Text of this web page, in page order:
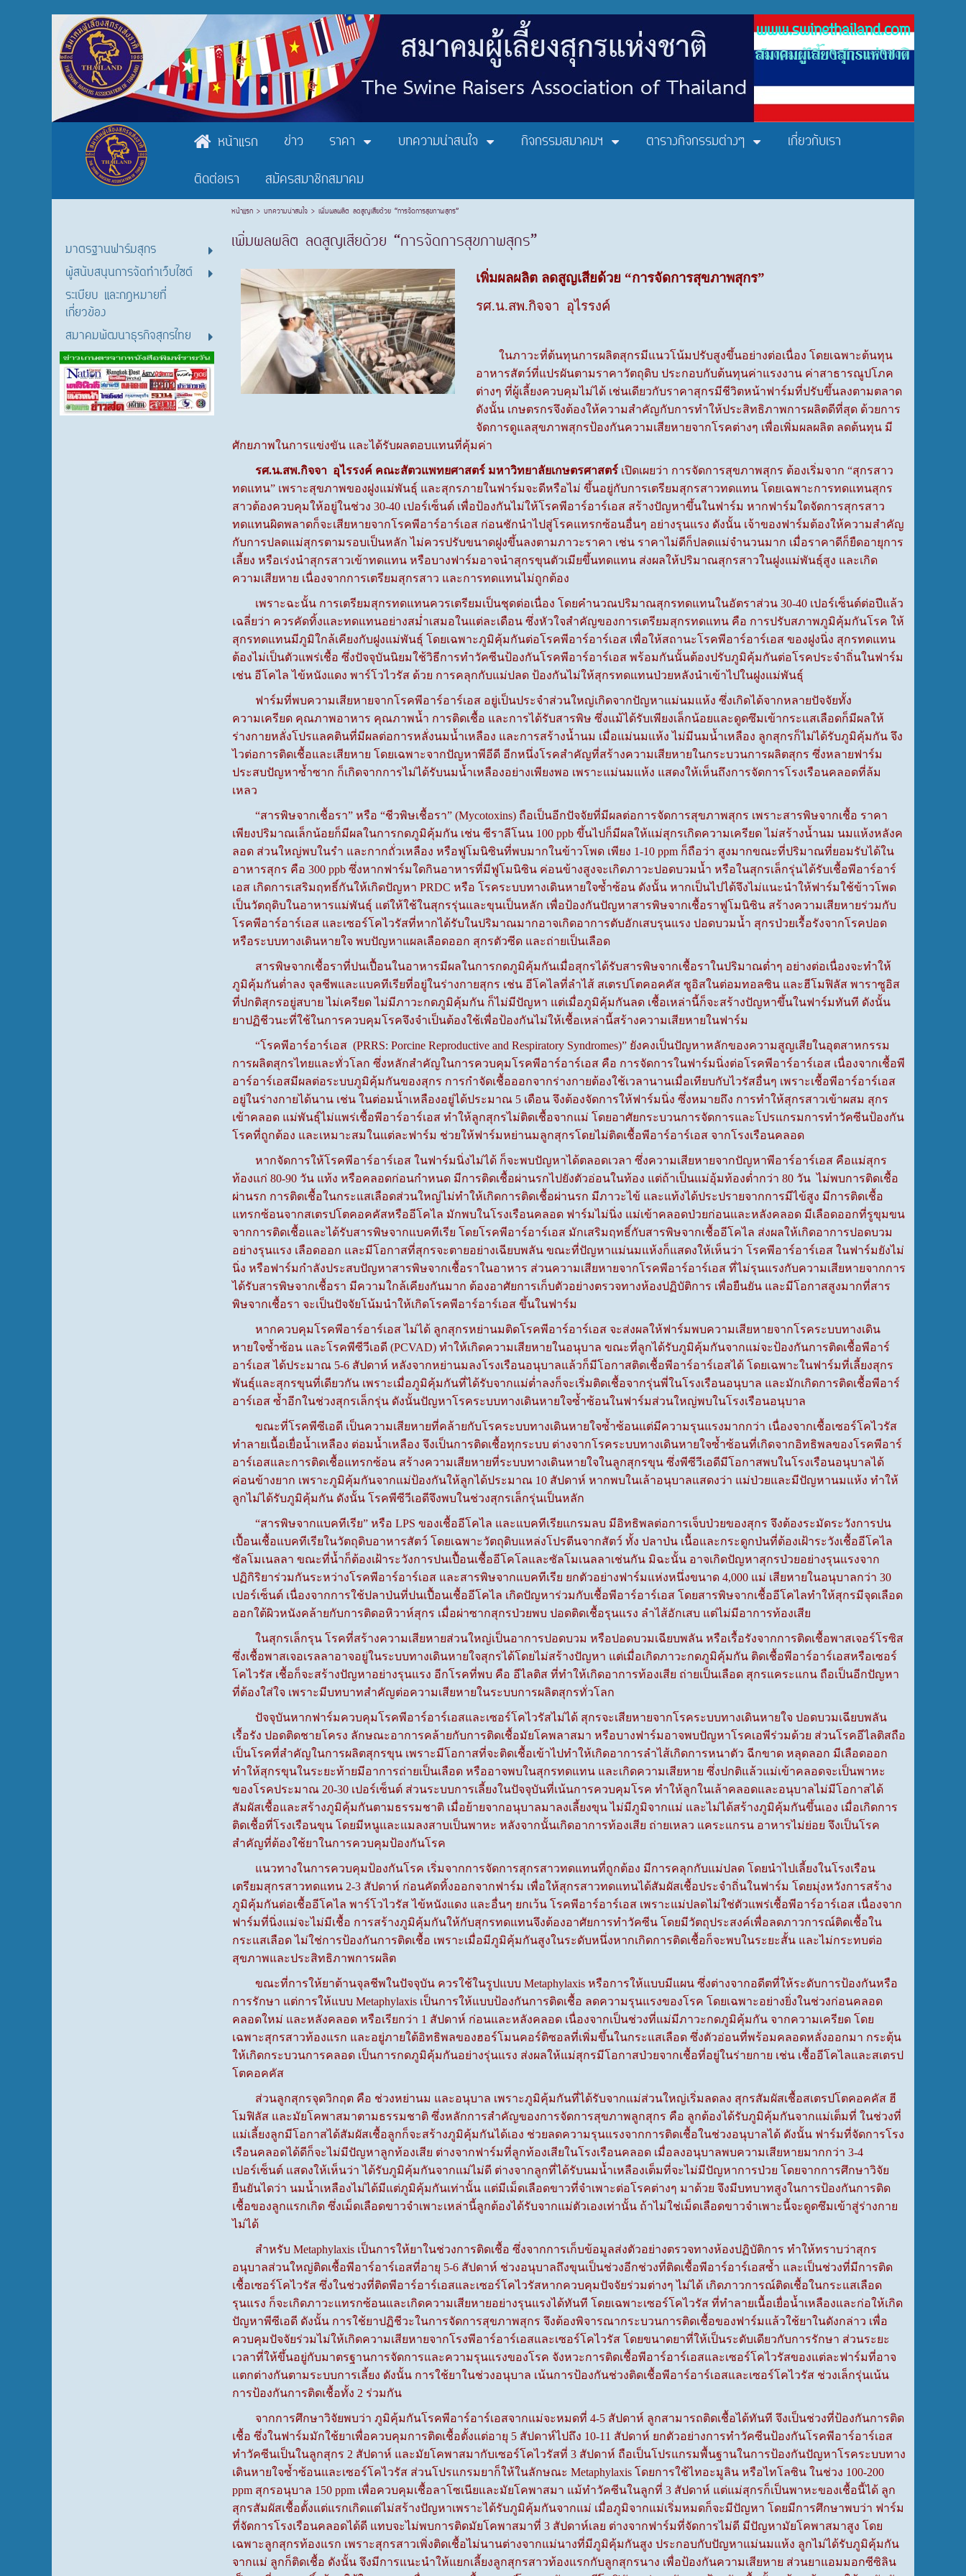
www.swinethailand.com
สมาคมผู้เลี้ยงสุกรแห่งชาติ
หน้าแรก ข่าว ราคา บทความน่าสนใจ กิจกรรมสมาคมฯ ตารางกิจกรรมต่างๆ
เกี่ยวกับเรา
ติดต่อเรา
สมัครสมาชิกสมาคม
มาตรฐานฟาร์มสุกร
ผู้สนับสนุนการจัดทำเว็บไซต์
ระเบียบ และกฎหมายที่
เกี่ยวข้อง
สมาคมพัฒนาธุรกิจสุกรไทย
หน้าแรก > บทความน่าสนใจ> เพิ่มผลผลิต ลดสูญเสียด้วย “การจัดการสุขภาพสุกร”
เพิ่มผลผลิต ลดสูญเสียด้วย “การจัดการสุขภาพสุกร”
เพิ่มผลผลิต ลดสูญเสียด้วย “การจัดการสุขภาพสุกร”
รศ.น.สพ.กิจจา อุไรรงค์
ในภาวะที่ต้นทุนการผลิตสุกรมีแนวโน้มปรับสูงขึ้นอย่างต่อเนื่อง โดยเฉพาะต้นทุน
อาหารสัตว์ที่แปรผันตามราคาวัตถุดิบ ประกอบกับต้นทุนค่าแรงงาน ค่าสาธารณูปโภค
ต่างๆ ที่ผู้เลี้ยงควบคุมไม่ได้ เช่นเดียวกับราคาสุกรมีชีวิตหน้าฟาร์มที่ปรับขึ้นลงตามตลาด
ดังนั้น เกษตรกรจึงต้องให้ความสำคัญกับการทำให้ประสิทธิภาพการผลิตดีที่สุด ด้วยการ
จัดการดูแลสุขภาพสุกรป้องกันความเสียหายจากโรคต่างๆ เพื่อเพิ่มผลผลิต ลดต้นทุน มี
ศักยภาพในการแข่งขัน และได้รับผลตอบแทนที่คุ้มค่า
รศ.น.สพ.กิจจา อุไรรงค์ คณะสัตวแพทยศาสตร์ มหาวิทยาลัยเกษตรศาสตร์เปิดเผยว่า การจัดการสุขภาพสุกร ต้องเริ่มจาก “สุกรสาว
ทดแทน” เพราะสุขภาพของฝูงแม่พันธุ์ และสุกรภายในฟาร์มจะดีหรือไม่ ขึ้นอยู่กับการเตรียมสุกรสาวทดแทน โดยเฉพาะการทดแทนสุกร
สาวต้องควบคุมให้อยู่ในช่วง 30-40 เปอร์เซ็นต์ เพื่อป้องกันไม่ให้โรคพีอาร์อาร์เอส สร้างปัญหาขึ้นในฟาร์ม หากฟาร์มใดจัดการสุกรสาว
ทดแทนผิดพลาดก็จะเสียหายจากโรคพีอาร์อาร์เอส ก่อนชักนำไปสู่โรคแทรกซ้อนอื่นๆ อย่างรุนแรง ดังนั้น เจ้าของฟาร์มต้องให้ความสำคัญ
กับการปลดแม่สุกรตามรอบเป็นหลัก ไม่ควรปรับขนาดฝูงขึ้นลงตามภาวะราคา เช่น ราคาไม่ดีก็ปลดแม่จำนวนมาก เมื่อราคาดีก็ยืดอายุการ
เลี้ยง หรือเร่งนำสุกรสาวเข้าทดแทน หรือบางฟาร์มอาจนำสุกรขุนตัวเมียขึ้นทดแทน ส่งผลให้ปริมาณสุกรสาวในฝูงแม่พันธุ์สูง และเกิด
ความเสียหาย เนื่องจากการเตรียมสุกรสาว และการทดแทนไม่ถูกต้อง
เพราะฉะนั้น การเตรียมสุกรทดแทนควรเตรียมเป็นชุดต่อเนื่อง โดยคำนวณปริมาณสุกรทดแทนในอัตราส่วน 30-40 เปอร์เซ็นต์ต่อปีแล้ว
เฉลี่ยว่า ควรคัดทิ้งและทดแทนอย่างสม่ำเสมอในแต่ละเดือน ซึ่งหัวใจสำคัญของการเตรียมสุกรทดแทน คือ การปรับสภาพภูมิคุ้มกันโรค ให้
สุกรทดแทนมีภูมิใกล้เคียงกับฝูงแม่พันธุ์ โดยเฉพาะภูมิคุ้มกันต่อโรคพีอาร์อาร์เอส เพื่อให้สถานะโรคพีอาร์อาร์เอส ของฝูงนิ่ง สุกรทดแทน
ต้องไม่เป็นตัวแพร่เชื้อ ซึ่งปัจจุบันนิยมใช้วิธีการทำวัคซีนป้องกันโรคพีอาร์อาร์เอส พร้อมกันนั้นต้องปรับภูมิคุ้มกันต่อโรคประจำถิ่นในฟาร์ม
เช่น อีโคไล ไข้หนังแดง พาร์โวไวรัส ด้วย การคลุกกับแม่ปลด ป้องกันไม่ให้สุกรทดแทนป่วยหลังนำเข้าไปในฝูงแม่พันธุ์
ฟาร์มที่พบความเสียหายจากโรคพีอาร์อาร์เอส อยู่เป็นประจำส่วนใหญ่เกิดจากปัญหาแม่นมแห้ง ซึ่งเกิดได้จากหลายปัจจัยทั้ง
ความเครียด คุณภาพอาหาร คุณภาพน้ำ การติดเชื้อ และการได้รับสารพิษ ซึ่งแม้ได้รับเพียงเล็กน้อยและดูดซึมเข้ากระแสเลือดก็มีผลให้
ร่างกายหลั่งโปรแลคตินที่มีผลต่อการหลั่งนมน้ำเหลือง และการสร้างน้ำนม เมื่อแม่นมแห้ง ไม่มีนมน้ำเหลือง ลูกสุกรก็ไม่ได้รับภูมิคุ้มกัน จึง
ไวต่อการติดเชื้อและเสียหาย โดยเฉพาะจากปัญหาพีอีดี อีกหนึ่งโรคสำคัญที่สร้างความเสียหายในกระบวนการผลิตสุกร ซึ่งหลายฟาร์ม
ประสบปัญหาซ้ำซาก ก็เกิดจากการไม่ได้รับนมน้ำเหลืองอย่างเพียงพอ เพราะแม่นมแห้ง แสดงให้เห็นถึงการจัดการโรงเรือนคลอดที่ล้ม
เหลว
“สารพิษจากเชื้อรา” หรือ “ชีวพิษเชื้อรา” (Mycotoxins) ถือเป็นอีกปัจจัยที่มีผลต่อการจัดการสุขภาพสุกร เพราะสารพิษจากเชื้อ ราคา
เพียงปริมาณเล็กน้อยก็มีผลในการกดภูมิคุ้มกัน เช่น ซีราลีโนน 100 ppb ขึ้นไปก็มีผลให้แม่สุกรเกิดความเครียด ไม่สร้างน้ำนม นมแห้งหลังค
ลอด ส่วนใหญ่พบในรำ และกากถั่วเหลือง หรือฟูโมนิซินที่พบมากในข้าวโพด เพียง 1-10 ppm ก็ถือว่า สูงมากขณะที่ปริมาณที่ยอมรับได้ใน
อาหารสุกร คือ 300 ppb ซึ่งหากฟาร์มใดกินอาหารที่มีฟูโมนิซิน ค่อนข้างสูงจะเกิดภาวะปอดบวมน้ำ หรือในสุกรเล็กรุ่นได้รับเชื้อพีอาร์อาร์
เอส เกิดการเสริมฤทธิ์กันให้เกิดปัญหา PRDC หรือ โรคระบบทางเดินหายใจซ้ำซ้อน ดังนั้น หากเป็นไปได้จึงไม่แนะนำให้ฟาร์มใช้ข้าวโพด
เป็นวัตถุดิบในอาหารแม่พันธุ์ แต่ให้ใช้ในสุกรรุ่นและขุนเป็นหลัก เพื่อป้องกันปัญหาสารพิษจากเชื้อราฟูโมนิซิน สร้างความเสียหายร่วมกับ
โรคพีอาร์อาร์เอส และเซอร์โคไวรัสที่หากได้รับในปริมาณมากอาจเกิดอาการตับอักเสบรุนแรง ปอดบวมน้ำ สุกรป่วยเรื้อรังจากโรคปอด
หรือระบบทางเดินหายใจ พบปัญหาแผลเลือดออก สุกรตัวซีด และถ่ายเป็นเลือด
สารพิษจากเชื้อราที่ปนเปื้อนในอาหารมีผลในการกดภูมิคุ้มกันเมื่อสุกรได้รับสารพิษจากเชื้อราในปริมาณต่ำๆ อย่างต่อเนื่องจะทำให้
ภูมิคุ้มกันต่ำลง จุลชีพและแบคทีเรียที่อยู่ในร่างกายสุกร เช่น อีโคไลที่ลำไส้ สเตรปโตคอคคัส ซูอิสในต่อมทอลซิน และฮีโมฟิลัส พาราซูอิส
ที่ปกติสุกรอยู่สบาย ไม่เครียด ไม่มีภาวะกดภูมิคุ้มกัน ก็ไม่มีปัญหา แต่เมื่อภูมิคุ้มกันลด เชื้อเหล่านี้ก็จะสร้างปัญหาขึ้นในฟาร์มทันที ดังนั้น
ยาปฏิชีวนะที่ใช้ในการควบคุมโรคจึงจำเป็นต้องใช้เพื่อป้องกันไม่ให้เชื้อเหล่านี้สร้างความเสียหายในฟาร์ม
“โรคพีอาร์อาร์เอส (PRRS: Porcine Reproductive and Respiratory Syndromes)” ยังคงเป็นปัญหาหลักของความสูญเสียในอุตสาหกรรม
การผลิตสุกรไทยและทั่วโลก ซึ่งหลักสำคัญในการควบคุมโรคพีอาร์อาร์เอส คือ การจัดการในฟาร์มนิ่งต่อโรคพีอาร์อาร์เอส เนื่องจากเชื้อพี
อาร์อาร์เอสมีผลต่อระบบภูมิคุ้มกันของสุกร การกำจัดเชื้อออกจากร่างกายต้องใช้เวลานานเมื่อเทียบกับไวรัสอื่นๆ เพราะเชื้อพีอาร์อาร์เอส
อยู่ในร่างกายได้นาน เช่น ในต่อมน้ำเหลืองอยู่ได้ประมาณ 5 เดือน จึงต้องจัดการให้ฟาร์มนิ่ง ซึ่งหมายถึง การทำให้สุกรสาวเข้าผสม สุกร
เข้าคลอด แม่พันธุ์ไม่แพร่เชื้อพีอาร์อาร์เอส ทำให้ลูกสุกรไม่ติดเชื้อจากแม่ โดยอาศัยกระบวนการจัดการและโปรแกรมการทำวัคซีนป้องกัน
โรคที่ถูกต้อง และเหมาะสมในแต่ละฟาร์ม ช่วยให้ฟาร์มหย่านมลูกสุกรโดยไม่ติดเชื้อพีอาร์อาร์เอส จากโรงเรือนคลอด
หากจัดการให้โรคพีอาร์อาร์เอส ในฟาร์มนิ่งไม่ได้ ก็จะพบปัญหาได้ตลอดเวลา ซึ่งความเสียหายจากปัญหาพีอาร์อาร์เอส คือแม่สุกร
ท้องแก่ 80-90 วัน แท้ง หรือคลอดก่อนกำหนด มีการติดเชื้อผ่านรกไปยังตัวอ่อนในท้อง แต่ถ้าเป็นแม่อุ้มท้องต่ำกว่า 80 วัน ไม่พบการติดเชื้อ
ผ่านรก การติดเชื้อในกระแสเลือดส่วนใหญ่ไม่ทำให้เกิดการติดเชื้อผ่านรก มีภาวะไข้ และแท้งได้ประปรายจากการมีไข้สูง มีการติดเชื้อ
แทรกซ้อนจากสเตรปโตคอคคัสหรืออีโคไล มักพบในโรงเรือนคลอด ฟาร์มไม่นิ่ง แม่เข้าคลอดป่วยก่อนและหลังคลอด มีเลือดออกที่รูขุมขน
จากการติดเชื้อและได้รับสารพิษจากแบคทีเรีย โดยโรคพีอาร์อาร์เอส มักเสริมฤทธิ์กับสารพิษจากเชื้ออีโคไล ส่งผลให้เกิดอาการปอดบวม
อย่างรุนแรง เลือดออก และมีโอกาสที่สุกรจะตายอย่างเฉียบพลัน ขณะที่ปัญหาแม่นมแห้งก็แสดงให้เห็นว่า โรคพีอาร์อาร์เอส ในฟาร์มยังไม่
นิ่ง หรือฟาร์มกำลังประสบปัญหาสารพิษจากเชื้อราในอาหาร ส่วนความเสียหายจากโรคพีอาร์อาร์เอส ที่ไม่รุนแรงกับความเสียหายจากการ
ได้รับสารพิษจากเชื้อรา มีความใกล้เคียงกันมาก ต้องอาศัยการเก็บตัวอย่างตรวจทางห้องปฏิบัติการ เพื่อยืนยัน และมีโอกาสสูงมากที่สาร
พิษจากเชื้อรา จะเป็นปัจจัยโน้มนำให้เกิดโรคพีอาร์อาร์เอส ขึ้นในฟาร์ม
หากควบคุมโรคพีอาร์อาร์เอส ไม่ได้ ลูกสุกรหย่านมติดโรคพีอาร์อาร์เอส จะส่งผลให้ฟาร์มพบความเสียหายจากโรคระบบทางเดิน
หายใจซ้ำซ้อน และโรคพีซีวีเอดี (PCVAD) ทำให้เกิดความเสียหายในอนุบาล ขณะที่ลูกได้รับภูมิคุ้มกันจากแม่จะป้องกันการติดเชื้อพีอาร์
อาร์เอส ได้ประมาณ 5-6 สัปดาห์ หลังจากหย่านมลงโรงเรือนอนุบาลแล้วก็มีโอกาสติดเชื้อพีอาร์อาร์เอสได้ โดยเฉพาะในฟาร์มที่เลี้ยงสุกร
พันธุ์และสุกรขุนที่เดียวกัน เพราะเมื่อภูมิคุ้มกันที่ได้รับจากแม่ต่ำลงก็จะเริ่มติดเชื้อจากรุ่นพี่ในโรงเรือนอนุบาล และมักเกิดการติดเชื้อพีอาร์
อาร์เอส ซ้ำอีกในช่วงสุกรเล็กรุ่น ดังนั้นปัญหาโรคระบบทางเดินหายใจซ้ำซ้อนในฟาร์มส่วนใหญ่พบในโรงเรือนอนุบาล
ขณะที่โรคพีซีเอดี เป็นความเสียหายที่คล้ายกับโรคระบบทางเดินหายใจซ้ำซ้อนแต่มีความรุนแรงมากกว่า เนื่องจากเชื้อเซอร์โคไวรัส
ทำลายเนื้อเยื่อน้ำเหลือง ต่อมน้ำเหลือง จึงเป็นการติดเชื้อทุกระบบ ต่างจากโรคระบบทางเดินหายใจซ้ำซ้อนที่เกิดจากอิทธิพลของโรคพีอาร์
อาร์เอสและการติดเชื้อแทรกซ้อน สร้างความเสียหายที่ระบบทางเดินหายใจในลูกสุกรขุน ซึ่งพีซีวีเอดีมีโอกาสพบในโรงเรือนอนุบาลได้
ค่อนข้างยาก เพราะภูมิคุ้มกันจากแม่ป้องกันให้ลูกได้ประมาณ 10 สัปดาห์ หากพบในเล้าอนุบาลแสดงว่า แม่ป่วยและมีปัญหานมแห้ง ทำให้
ลูกไม่ได้รับภูมิคุ้มกัน ดังนั้น โรคพีซีวีเอดีจึงพบในช่วงสุกรเล็กรุ่นเป็นหลัก
“สารพิษจากแบคทีเรีย” หรือ LPS ของเชื้ออีโคไล และแบคทีเรียแกรมลบ มีอิทธิพลต่อการเจ็บป่วยของสุกร จึงต้องระมัดระวังการปน
เปื้อนเชื้อแบคทีเรียในวัตถุดิบอาหารสัตว์ โดยเฉพาะวัตถุดิบแหล่งโปรตีนจากสัตว์ ทั้ง ปลาป่น เนื้อและกระดูกป่นที่ต้องเฝ้าระวังเชื้ออีโคไล
ซัลโมเนลลา ขณะที่น้ำก็ต้องเฝ้าระวังการปนเปื้อนเชื้ออีโคโลและซัลโมเนลลาเช่นกัน มิฉะนั้น อาจเกิดปัญหาสุกรป่วยอย่างรุนแรงจาก
ปฏิกิริยาร่วมกันระหว่างโรคพีอาร์อาร์เอส และสารพิษจากแบคทีเรีย ยกตัวอย่างฟาร์มแห่งหนึ่งขนาด 4,000 แม่ เสียหายในอนุบาลกว่า 30
เปอร์เซ็นต์ เนื่องจากการใช้ปลาป่นที่ปนเปื้อนเชื้ออีโคไล เกิดปัญหาร่วมกับเชื้อพีอาร์อาร์เอส โดยสารพิษจากเชื้ออีโคไลทำให้สุกรมีจุดเลือด
ออกใต้ผิวหนังคล้ายกับการติดอหิวาห์สุกร เมื่อผ่าซากสุกรป่วยพบ ปอดติดเชื้อรุนแรง ลำไส้อักเสบ แต่ไม่มีอาการท้องเสีย
ในสุกรเล็กรุน โรคที่สร้างความเสียหายส่วนใหญ่เป็นอาการปอดบวม หรือปอดบวมเฉียบพลัน หรือเรื้อรังจากการติดเชื้อพาสเจอร์โรซิส
ซึ่งเชื้อพาสเจอเรลลาอาจอยู่ในระบบทางเดินหายใจสุกรได้โดยไม่สร้างปัญหา แต่เมื่อเกิดภาวะกดภูมิคุ้มกัน ติดเชื้อพีอาร์อาร์เอสหรือเซอร์
โคไวรัส เชื้อก็จะสร้างปัญหาอย่างรุนแรง อีกโรคที่พบ คือ อีไลติส ที่ทำให้เกิดอาการท้องเสีย ถ่ายเป็นเลือด สุกรแคระแกน ถือเป็นอีกปัญหา
ที่ต้องใส่ใจ เพราะมีบทบาทสำคัญต่อความเสียหายในระบบการผลิตสุกรทั่วโลก
ปัจจุบันหากฟาร์มควบคุมโรคพีอาร์อาร์เอสและเซอร์โคไวรัสไม่ได้ สุกรจะเสียหายจากโรคระบบทางเดินหายใจ ปอดบวมเฉียบพลัน
เรื้อรัง ปอดติดชายโครง ลักษณะอาการคล้ายกับการติดเชื้อมัยโคพลาสมา หรือบางฟาร์มอาจพบปัญหาโรคเอพีร่วมด้วย ส่วนโรคอีไลติสถือ
เป็นโรคที่สำคัญในการผลิตสุกรขุน เพราะมีโอกาสที่จะติดเชื้อเข้าไปทำให้เกิดอาการลำไส้เกิดการหนาตัว ฉีกขาด หลุดลอก มีเลือดออก
ทำให้สุกรขุนในระยะท้ายมีอาการถ่ายเป็นเลือด หรืออาจพบในสุกรทดแทน และเกิดความเสียหาย ซึ่งปกติแล้วแม่เข้าคลอดจะเป็นพาหะ
ของโรคประมาณ 20-30 เปอร์เซ็นต์ ส่วนระบบการเลี้ยงในปัจจุบันที่เน้นการควบคุมโรค ทำให้ลูกในเล้าคลอดและอนุบาลไม่มีโอกาสได้
สัมผัสเชื้อและสร้างภูมิคุ้มกันตามธรรมชาติ เมื่อย้ายจากอนุบาลมาลงเลี้ยงขุน ไม่มีภูมิจากแม่ และไม่ได้สร้างภูมิคุ้มกันขึ้นเอง เมื่อเกิดการ
ติดเชื้อที่โรงเรือนขุน โดยมีหนูและแมลงสาบเป็นพาหะ หลังจากนั้นเกิดอาการท้องเสีย ถ่ายเหลว แคระแกรน อาหารไม่ย่อย จึงเป็นโรค
สำคัญที่ต้องใช้ยาในการควบคุมป้องกันโรค
แนวทางในการควบคุมป้องกันโรค เริ่มจากการจัดการสุกรสาวทดแทนที่ถูกต้อง มีการคลุกกับแม่ปลด โดยนำไปเลี้ยงในโรงเรือน
เตรียมสุกรสาวทดแทน 2-3 สัปดาห์ ก่อนคัดทิ้งออกจากฟาร์ม เพื่อให้สุกรสาวทดแทนได้สัมผัสเชื้อประจำถิ่นในฟาร์ม โดยมุ่งหวังการสร้าง
ภูมิคุ้มกันต่อเชื้ออีโคไล พาร์โวไวรัส ไข้หนังแดง และอื่นๆ ยกเว้น โรคพีอาร์อาร์เอส เพราะแม่ปลดไม่ใช่ตัวแพร่เชื้อพีอาร์อาร์เอส เนื่องจาก
ฟาร์มที่นิ่งแม่จะไม่มีเชื้อ การสร้างภูมิคุ้มกันให้กับสุกรทดแทนจึงต้องอาศัยการทำวัคซีน โดยมีวัตถุประสงค์เพื่อลดภาวการณ์ติดเชื้อใน
กระแสเลือด ไม่ใช่การป้องกันการติดเชื้อ เพราะเมื่อมีภูมิคุ้มกันสูงในระดับหนึ่งหากเกิดการติดเชื้อก็จะพบในระยะสั้น และไม่กระทบต่อ
สุขภาพและประสิทธิภาพการผลิต
ขณะที่การให้ยาต้านจุลชีพในปัจจุบัน ควรใช้ในรูปแบบ Metaphylaxis หรือการให้แบบมีแผน ซึ่งต่างจากอดีตที่ให้ระดับการป้องกันหรือ
การรักษา แต่การให้แบบ Metaphylaxis เป็นการให้แบบป้องกันการติดเชื้อ ลดความรุนแรงของโรค โดยเฉพาะอย่างยิ่งในช่วงก่อนคลอด
คลอดใหม่ และหลังคลอด หรือเรียกว่า 1 สัปดาห์ ก่อนและหลังคลอด เนื่องจากเป็นช่วงที่แม่มีภาวะกดภูมิคุ้มกัน จากความเครียด โดย
เฉพาะสุกรสาวท้องแรก และอยู่ภายใต้อิทธิพลของฮอร์โมนคอร์ติซอลที่เพิ่มขึ้นในกระแสเลือด ซึ่งตัวอ่อนที่พร้อมคลอดหลั่งออกมา กระตุ้น
ให้เกิดกระบวนการคลอด เป็นการกดภูมิคุ้มกันอย่างรุ่นแรง ส่งผลให้แม่สุกรมีโอกาสป่วยจากเชื้อที่อยู่ในร่ายกาย เช่น เชื้ออีโคไลและสเตรป
โตคอคคัส
ส่วนลูกสุกรจุดวิกฤต คือ ช่วงหย่านม และอนุบาล เพราะภูมิคุ้มกันที่ได้รับจากแม่ส่วนใหญ่เริ่มลดลง สุกรสัมผัสเชื้อสเตรปโตคอคคัส ฮี
โมฟิลัส และมัยโคพาสมาตามธรรมชาติ ซึ่งหลักการสำคัญของการจัดการสุขภาพลูกสุกร คือ ลูกต้องได้รับภูมิคุ้มกันจากแม่เต็มที่ ในช่วงที่
แม่เลี้ยงลูกมีโอกาสได้สัมผัสเชื้อลูกก็จะสร้างภูมิคุ้มกันได้เอง ช่วยลดความรุนแรงจากการติดเชื้อในช่วงอนุบาลได้ ดังนั้น ฟาร์มที่จัดการโรง
เรือนคลอดได้ดีก็จะไม่มีปัญหาลูกท้องเสีย ต่างจากฟาร์มที่ลูกท้องเสียในโรงเรือนคลอด เมื่อลงอนุบาลพบความเสียหายมากกว่า 3-4
เปอร์เซ็นต์ แสดงให้เห็นว่า ได้รับภูมิคุ้มกันจากแม่ไม่ดี ต่างจากลูกที่ได้รับนมน้ำเหลืองเต็มที่จะไม่มีปัญหาการป่วย โดยจากการศึกษาวิจัย
ยืนยันไดว่า นมน้ำเหลืองไม่ได้มีแต่ภูมิคุ้มกันเท่านั้น แต่มีเม็ดเลือดขาวที่จำเพาะต่อโรคต่างๆ มาด้วย จึงมีบทบาทสูงในการป้องกันการติด
เชื้อของลูกแรกเกิด ซึ่งเม็ดเลือดขาวจำเพาะเหล่านี้ลูกต้องได้รับจากแม่ตัวเองเท่านั้น ถ้าไม่ใช่เม็ดเลือดขาวจำเพาะนี้จะดูดซึมเข้าสู่ร่างกาย
ไม่ได้
สำหรับ Metaphylaxis เป็นการให้ยาในช่วงการติดเชื้อ ซึ่งจากการเก็บข้อมูลส่งตัวอย่างตรวจทางห้องปฏิบัติการ ทำให้ทราบว่าสุกร
อนุบาลส่วนใหญ่ติดเชื้อพีอาร์อาร์เอสที่อายุ 5-6 สัปดาห์ ช่วงอนุบาลถึงขุนเป็นช่วงอีกช่วงที่ติดเชื้อพีอาร์อาร์เอสซ้ำ และเป็นช่วงที่มีการติด
เชื้อเซอร์โคไวรัส ซึ่งในช่วงที่ติดพีอาร์อาร์เอสและเซอร์โคไวรัสหากควบคุมปัจจัยร่วมต่างๆ ไม่ได้ เกิดภาวการณ์ติดเชื้อในกระแสเลือด
รุนแรง ก็จะเกิดภาวะแทรกซ้อนและเกิดความเสียหายอย่างรุนแรงได้ทันที โดยเฉพาะเซอร์โคไวรัส ที่ทำลายเนื้อเยื่อน้ำเหลืองและก่อให้เกิด
ปัญหาพีซีเอดี ดังนั้น การใช้ยาปฏิชีวะในการจัดการสุขภาพสุกร จึงต้องพิจารณากระบวนการติดเชื้อของฟาร์มแล้วใช้ยาในดังกล่าว เพื่อ
ควบคุมปัจจัยร่วมไม่ให้เกิดความเสียหายจากโรงพีอาร์อาร์เอสและเซอร์โคไวรัส โดยขนาดยาที่ให้เป็นระดับเดียวกับการรักษา ส่วนระยะ
เวลาที่ให้ขึ้นอยู่กับมาตรฐานการจัดการและความรุนแรงของโรค จังหวะการติดเชื้อพีอาร์อาร์เอสและเซอร์โคไวรัสของแต่ละฟาร์มที่อาจ
แตกต่างกันตามระบบการเลี้ยง ดังนั้น การใช้ยาในช่วงอนุบาล เน้นการป้องกันช่วงติดเชื้อพีอาร์อาร์เอสและเซอร์โคไวรัส ช่วงเล็กรุ่นเน้น
การป้องกันการติดเชื้อทั้ง 2 ร่วมกัน
จากการศึกษาวิจัยพบว่า ภูมิคุ้มกันโรคพีอาร์อาร์เอสจากแม่จะหมดที่ 4-5 สัปดาห์ ลูกสามารถติดเชื้อได้ทันที จึงเป็นช่วงที่ป้องกันการติด
เชื้อ ซึ่งในฟาร์มมักใช้ยาเพื่อควบคุมการติดเชื้อตั้งแต่อายุ 5 สัปดาห์ไปถึง 10-11 สัปดาห์ ยกตัวอย่างการทำวัคซีนป้องกันโรคพีอาร์อาร์เอส
ทำวัคซีนเป็นในลูกสุกร 2 สัปดาห์ และมัยโคพาสมากับเซอร์โคไวรัสที่ 3 สัปดาห์ ถือเป็นโปรแกรมพื้นฐานในการป้องกันปัญหาโรคระบบทาง
เดินหายใจซ้ำซ้อนและเซอร์โคไวรัส ส่วนโปรแกรมยาก็ให้ในลักษณะ Metaphylaxis โดยการใช้ไทอะมูลิน หรือไทโลซิน ในช่วง 100-200
ppm สุกรอนุบาล 150 ppm เพื่อควบคุมเชื้อลาโซเนียและมัยโคพาสมา แม้ทำวัคซีนในลูกที่ 3 สัปดาห์ แต่แม่สุกรก็เป็นพาหะของเชื้อนี้ได้ ลูก
สุกรสัมผัสเชื้อตั้งแต่แรกเกิดแต่ไม่สร้างปัญหาเพราะได้รับภูมิคุ้มกันจากแม่ เมื่อภูมิจากแม่เริ่มหมดก็จะมีปัญหา โดยมีการศึกษาพบว่า ฟาร์ม
ที่จัดการโรงเรือนคลอดได้ดี แทบจะไม่พบการติดมัยโคพาสมาที่ 3 สัปดาห์เลย ต่างจากฟาร์มที่จัดการไม่ดี มีปัญหามัยโคพาสมาสูง โดย
เฉพาะลูกสุกรท้องแรก เพราะสุกรสาวเพิ่งติดเชื้อไม่นานต่างจากแม่นางที่มีภูมิคุ้มกันสูง ประกอบกับปัญหาแม่นมแห้ง ลูกไม่ได้รับภูมิคุ้มกัน
จากแม่ ลูกก็ติดเชื้อ ดังนั้น จึงมีการแนะนำให้แยกเลี้ยงลูกสุกรสาวท้องแรกกับลูกสุกรนาง เพื่อป้องกันความเสียหาย ส่วนยาแอมมอกซีซิลิน